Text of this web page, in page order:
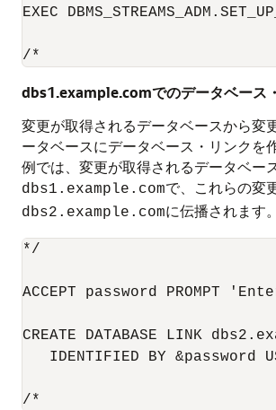
EXEC
/*
dbs1.example.comでのデータベース
変更が取得されるデータベースから変
ータベースにデータベース・リンクを
例では、変更が取得されるデータベー
dbs1.example.comで、これらの変
dbs2.example.comに伝播されます。
*/
ACCEPT password PROMPT
CREATE DATABASE LINK
IDENTIFIED BY &password
/*